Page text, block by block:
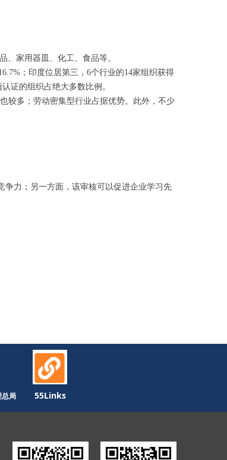
、家用器皿、化工、食品等。
；印度位居第三，6个行业的14家组织获得
证的组织占绝大多数比例。
较多；劳动密集型行业占据优势。此外，不少
争力；另一方面，该审核可以促进企业学习先
总局 55Links